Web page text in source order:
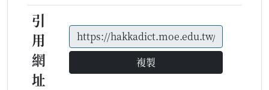
引
用
網
址
複製